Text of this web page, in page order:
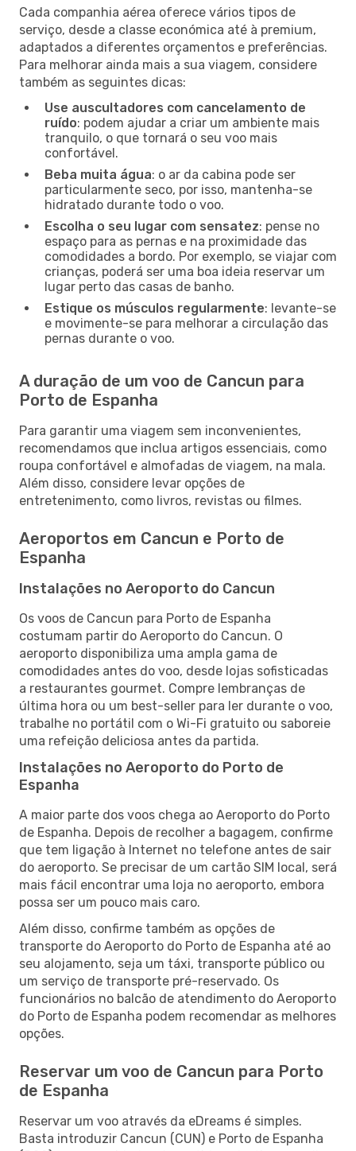
Cada companhia aérea oferece vários tipos de
serviço, desde a classe económica até à premium,
adaptados a diferentes orçamentos e preferências.
Para melhorar ainda mais a sua viagem, considere
também as seguintes dicas:
Use auscultadores com cancelamento de
ruído: podem ajudar a criar um ambiente mais
tranquilo, o que tornará o seu voo mais
confortável.
Beba muita água: o ar da cabina pode ser
particularmente seco, por isso, mantenha-se
hidratado durante todo o voo.
Escolha o seu lugar com sensatez: pense no
espaço para as pernas e na proximidade das
comodidades a bordo. Por exemplo, se viajar com
crianças, poderá ser uma boa ideia reservar um
lugar perto das casas de banho.
Estique os músculos regularmente: levante-se
e movimente-se para melhorar a circulação das
pernas durante o voo.
A duração de um voo de Cancun para
Porto de Espanha
Para garantir uma viagem sem inconvenientes,
recomendamos que inclua artigos essenciais, como
roupa confortável e almofadas de viagem, na mala.
Além disso, considere levar opções de
entretenimento, como livros, revistas ou filmes.
Aeroportos em Cancun e Porto de
Espanha
Instalações no Aeroporto do Cancun
Os voos de Cancun para Porto de Espanha
costumam partir do Aeroporto do Cancun. O
aeroporto disponibiliza uma ampla gama de
comodidades antes do voo, desde lojas sofisticadas
a restaurantes gourmet. Compre lembranças de
última hora ou um best-seller para ler durante o voo,
trabalhe no portátil com o Wi-Fi gratuito ou saboreie
uma refeição deliciosa antes da partida.
Instalações no Aeroporto do Porto de
Espanha
A maior parte dos voos chega ao Aeroporto do Porto
de Espanha. Depois de recolher a bagagem, confirme
que tem ligação à Internet no telefone antes de sair
do aeroporto. Se precisar de um cartão SIM local, será
mais fácil encontrar uma loja no aeroporto, embora
possa ser um pouco mais caro.
Além disso, confirme também as opções de
transporte do Aeroporto do Porto de Espanha até ao
seu alojamento, seja um táxi, transporte público ou
um serviço de transporte pré-reservado. Os
funcionários no balcão de atendimento do Aeroporto
do Porto de Espanha podem recomendar as melhores
opções.
Reservar um voo de Cancun para Porto
de Espanha
Reservar um voo através da eDreams é simples.
Basta introduzir Cancun (CUN) e Porto de Espanha